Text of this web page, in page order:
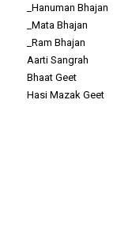
_Hanuman Bhajan
_Mata Bhajan
_Ram Bhajan
Aarti Sangrah
Bhaat Geet
Hasi Mazak Geet